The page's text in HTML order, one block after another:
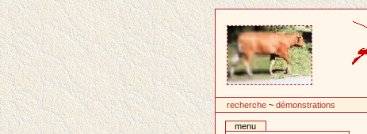
contenu
recherche ~démonstrations
menu